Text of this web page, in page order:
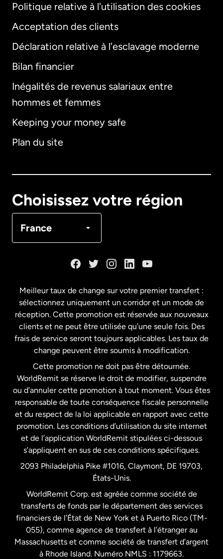
Politique relative à l'utilisation des cookies
Acceptation des clients
Déclaration relative à l'esclavage moderne
Bilan financier
Inégalités de revenus salariaux entre
hommes et femmes
Keeping your money safe
Plan du site
Choisissez votre région
France
International
Allemagne
Français
États-Unis English
États-Unis Español
France
Malaisie
Nouvelle-Zélande
Pays-Bas
Royaume-Uni
Suède
Meilleur taux de change sur votre premier transfert :
sélectionnez uniquement un corridor et un mode de
réception. Cette promotion est réservée aux nouveaux
clients et ne peut être utilisée qu’une seule fois. Des
frais de service seront toujours applicables. Les taux de
change peuvent être soumis à modification.
Cette promotion ne doit pas être détournée.
WorldRemit se réserve le droit de modifier, suspendre
ou d’annuler cette promotion à tout moment. Vous êtes
responsable de toute conséquence fiscale personnelle
et du respect de la loi applicable en rapport avec cette
promotion. Les conditions d’utilisation du site internet
et de l’application WorldRemit stipulées ci-dessous
s’appliquent en sus de ces conditions spécifiques.
2093 Philadelphia Pike #1016, Claymont, DE 19703,
États-Unis.
WorldRemit Corp. est agréée comme société de
transferts de fonds par le département des services
financiers de l’État de New York et à Puerto Rico (TM-
055), comme agence de transfert à l’étranger au
Massachusetts et comme société de transfert d’argent
à Rhode Island. Numéro NMLS : 1179663.